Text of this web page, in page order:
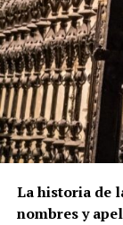
La historia de
nombres y